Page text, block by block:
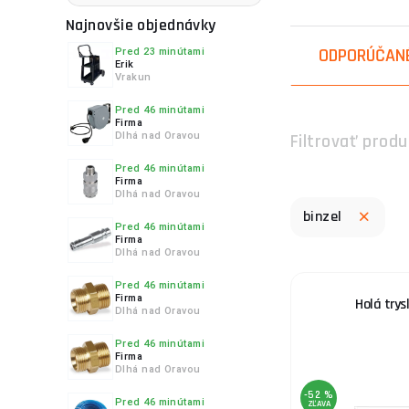
Najnovšie objednávky
Pred 23 minútami
Erik
Vrakun
Pred 46 minútami
Firma
Dlhá nad Oravou
Pred 46 minútami
Firma
Dlhá nad Oravou
Pred 46 minútami
Firma
Dlhá nad Oravou
Pred 46 minútami
Firma
Dlhá nad Oravou
Pred 46 minútami
Firma
Dlhá nad Oravou
Pred 46 minútami
Filtrovať
binzel
Holá
-52 %
ZĽAVA